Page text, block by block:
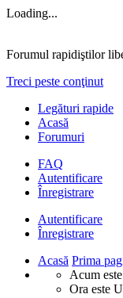
Loading...
Forumul rapidiştilor
Treci peste conţinut
Legături rapide
Acasă
Forumuri
FAQ
Autentificare
Înregistrare
Autentificare
Înregistrare
Acasă Prima
Acum
Ora este